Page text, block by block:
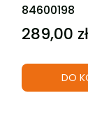
84600198
Cena
289,00 zł
DO